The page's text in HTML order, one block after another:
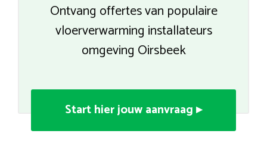
Ontvang offertes van populaire
vloerverwarming installateurs
omgeving Oirsbeek
Start hier jouw aanvraag ▸